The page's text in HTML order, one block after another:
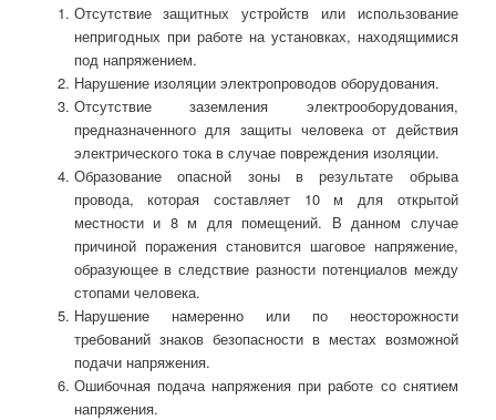
Отсутствие защитных устройств или использование
непригодных при работе на установках, находящимися
под напряжением.
Нарушение изоляции электропроводов оборудования.
Отсутствие заземления электрооборудования,
предназначенного для защиты человека от действия
электрического тока в случае повреждения изоляции.
Образование опасной зоны в результате обрыва
провода, которая составляет 10 м для открытой
местности и 8 м для помещений. В данном случае
причиной поражения становится шаговое напряжение,
образующее в следствие разности потенциалов между
стопами человека.
Нарушение намеренно или по неосторожности
требований знаков безопасности в местах возможной
подачи напряжения.
Ошибочная подача напряжения при работе со снятием
напряжения.